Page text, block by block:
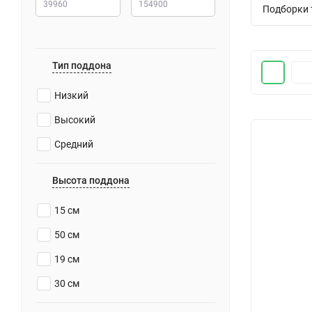
Тип поддона
Низкий
Высокий
Средний
Высота поддона
15 см
50 см
19 см
30 см
Подборки